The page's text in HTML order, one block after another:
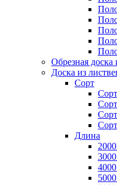
Обрезная
Доска из
Сорт
Длина